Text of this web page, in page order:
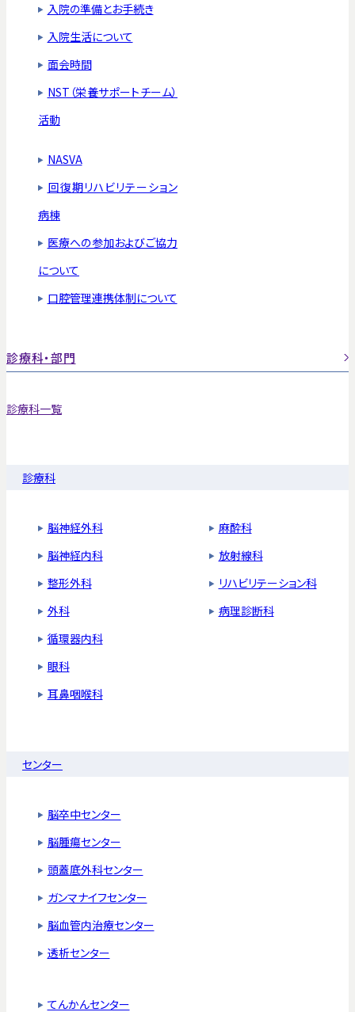
入院の準備とお手続き
入院生活について
面会時間
NST（栄養サポートチーム）
活動
NASVA
回復期リハビリテーション
病棟
医療への参加およびご協力
について
口腔管理連携体制について
診療科・部門
診療科一覧
診療科
脳神経外科
脳神経内科
整形外科
外科
循環器内科
眼科
耳鼻咽喉科
麻酔科
放射線科
リハビリテーション科
病理診断科
センター
脳卒中センター
脳腫瘍センター
頭蓋底外科センター
ガンマナイフセンター
脳血管内治療センター
透析センター
てんかんセンター